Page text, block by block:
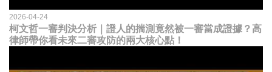
2026-04-24
柯文哲一審判決分析｜證人的揣測竟然被一審當成證據？高
律師帶你看未來二審攻防的兩大核心點！